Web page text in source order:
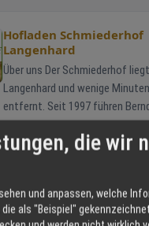
Hofladen Schmiederhof
Langenhard
Über uns Der Schmiederhof liegt am Rand des
Langenhard und wenige
entfernt. Seit 1997 führen
Schmieder gemeinsam mit
Jonas und Helena den
langsam heran und Sie
nachvollziehbarer Herkunft. Im
Dinkelmehl Type 630
Angebot
die wir
und anpassen, welche
als "Beispiel"